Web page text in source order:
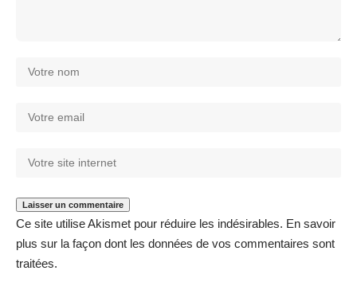
Ce site utilise Akismet pour réduire les indésirables. En savoir
plus sur la façon dont les données de vos commentaires sont
traitées.